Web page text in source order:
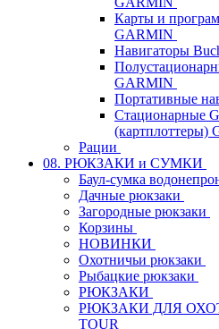
Карты и
GARMIN
Навигаторы
GARMIN
Портативные
Стационарные
(картплоттеры)
Рации
08. РЮКЗАКИ и СУМКИ
Баул-сумка
Дачные рюкзаки
Загородные рюкзаки
Корзины
НОВИНКИ
Охотничьи рюкзаки
Рыбацкие рюкзаки
РЮКЗАКИ
РЮКЗАКИ ДЛЯ
TOUR